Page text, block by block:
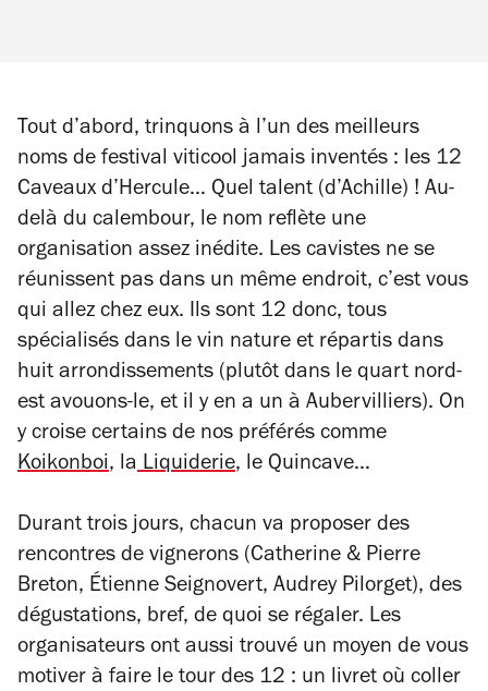
Tout d’abord, trinquons à l’un des meilleurs
noms de festival viticool jamais inventés : les 12
Caveaux d’Hercule… Quel talent (d’Achille) ! Au-
delà du calembour, le nom reflète une
organisation assez inédite. Les cavistes ne se
réunissent pas dans un même endroit, c’est vous
qui allez chez eux. Ils sont 12 donc, tous
spécialisés dans le vin nature et répartis dans
huit arrondissements (plutôt dans le quart nord-
est avouons-le, et il y en a un à Aubervilliers). On
y croise certains de nos préférés comme
Koikonboi, la Liquiderie, le Quincave…
Durant trois jours, chacun va proposer des
rencontres de vignerons (Catherine & Pierre
Breton, Étienne Seignovert, Audrey Pilorget), des
dégustations, bref, de quoi se régaler. Les
organisateurs ont aussi trouvé un moyen de vous
motiver à faire le tour des 12 : un livret où coller